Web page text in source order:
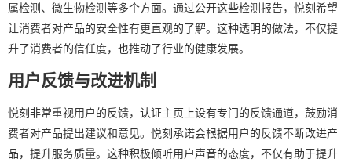
属检测、微生物检测等多个方面。通过公开这些检测报告，悦刻希望
让消费者对产品的安全性有更直观的了解。这种透明的做法，不仅提
升了消费者的信任度，也推动了行业的健康发展。
用户反馈与改进机制
悦刻非常重视用户的反馈，认证主页上设有专门的反馈通道，鼓励消
费者对产品提出建议和意见。悦刻承诺会根据用户的反馈不断改进产
品，提升服务质量。这种积极倾听用户声音的态度，不仅有助于提升